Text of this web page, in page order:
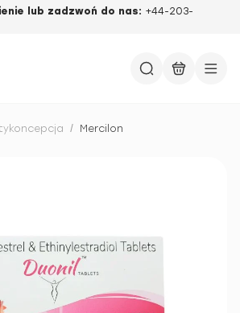
lub zadzwoń do nas: +44-203-
/ Mercilon